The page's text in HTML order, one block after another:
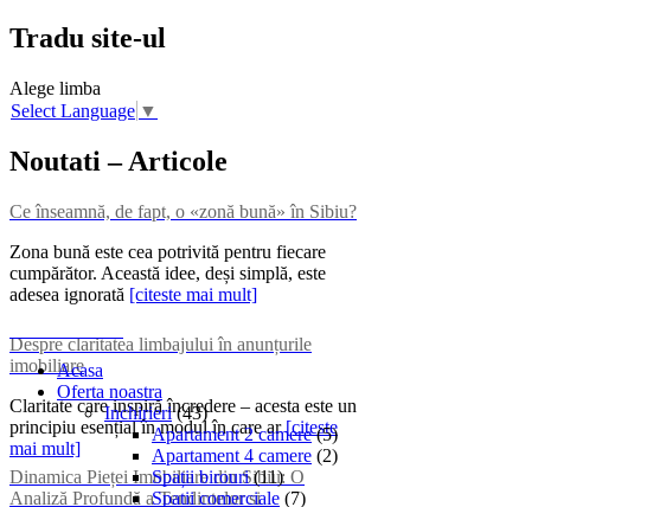
Tradu site-ul
Alege limba
Select Language ▼
Noutati – Articole
Ce înseamnă, de fapt, o «zonă bună» în Sibiu?
Zona bună este cea potrivită pentru fiecare
cumpărător. Această idee, deși simplă, este
adesea ignorată [citeste mai mult]
Despre claritatea limbajului în anunțurile
imobiliare
Claritate care inspiră încredere – acesta este un
principiu esențial în modul în care ar[citeste
mai mult]
Dinamica Pieței Imobiliare din Sibiu: O
Analiză Profundă a Tendințelor și
Acasa
Oferta noastra
Inchirieri (43)
Apartament 2 camere (5)
Apartament 4 camere (2)
Spații birouri (11)
Spații comerciale (7)